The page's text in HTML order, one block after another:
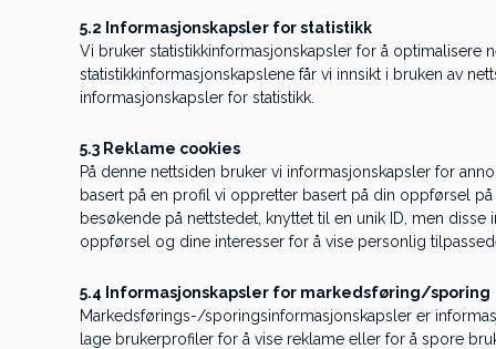
5.2 Informasjonskapsler for statistikk
Vi bruker statistikkinformasjonskapsler for å optimalisere
statistikkinformasjonskapslene får vi innsikt i bruken av
informasjonskapsler for statistikk.
5.3 Reklame cookies
På denne nettsiden bruker vi informasjonskapsler for
basert på en profil vi oppretter basert på din oppførsel på
besøkende på nettstedet, knyttet til en unik ID, men
oppførsel og dine interesser for å vise personlig
5.4 Informasjonskapsler for markedsføring/sporing
Markedsførings-/sporingsinformasjonskapsler er
lage brukerprofiler for å vise reklame eller for å spore